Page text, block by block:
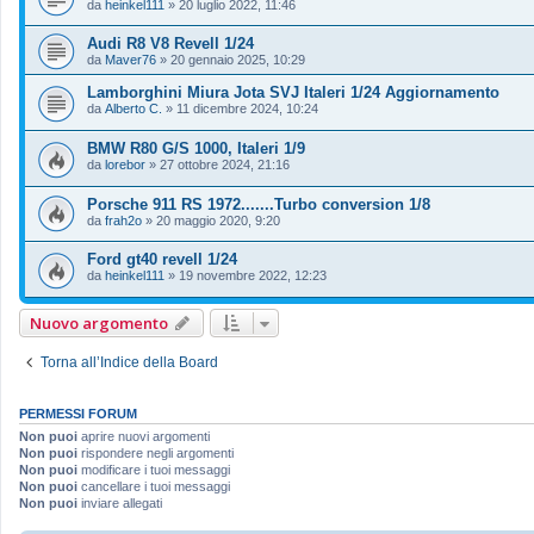
da heinkel111 » 20 luglio 2022, 11:46
Audi R8 V8 Revell 1/24
da Maver76 » 20 gennaio 2025, 10:29
Lamborghini Miura Jota SVJ Italeri 1/24 Aggiornamento
da Alberto C. » 11 dicembre 2024, 10:24
BMW R80 G/S 1000, Italeri 1/9
da lorebor » 27 ottobre 2024, 21:16
Porsche 911 RS 1972.......Turbo conversion 1/8
da frah2o » 20 maggio 2020, 9:20
Ford gt40 revell 1/24
da heinkel111 » 19 novembre 2022, 12:23
Nuovo argomento
Torna all’Indice della Board
PERMESSI FORUM
Non puoi aprire nuovi argomenti
Non puoi rispondere negli argomenti
Non puoi modificare i tuoi messaggi
Non puoi cancellare i tuoi messaggi
Non puoi inviare allegati